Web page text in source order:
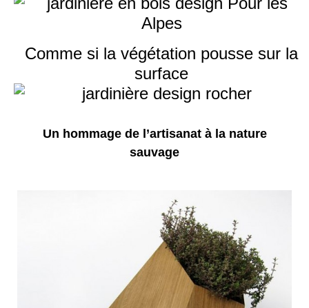
Comme si la végétation pousse sur la
surface
Un hommage de l’artisanat à la nature
sauvage